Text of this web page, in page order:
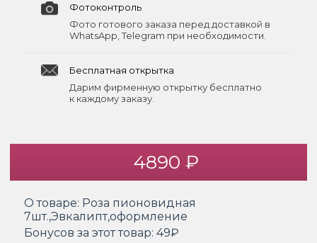
Фотоконтроль
Фото готового заказа перед доставкой в
WhatsApp, Telegram при необходимости.
Бесплатная открытка
Дарим фирменную открытку бесплатно
к каждому заказу.
4890 ₽
О товаре: Роза пионовидная
7шт.,Эвкалипт,оформление
Бонусов за этот товар: 49₽